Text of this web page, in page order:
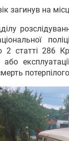
загинув на
статті 286